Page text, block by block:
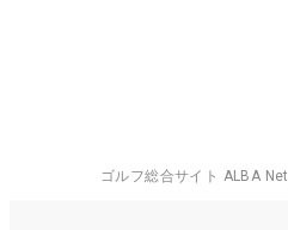
ゴルフ総合サイト ALBA Net